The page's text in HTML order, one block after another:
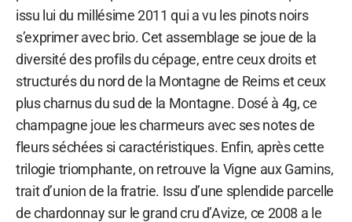
issu lui du millésime 2011 qui a vu les pinots noirs
s’exprimer avec brio. Cet assemblage se joue de la
diversité des profils du cépage, entre ceux droits et
structurés du nord de la Montagne de Reims et ceux
plus charnus du sud de la Montagne. Dosé à 4g, ce
champagne joue les charmeurs avec ses notes de
fleurs séchées si caractéristiques. Enfin, après cette
trilogie triomphante, on retrouve la Vigne aux Gamins,
trait d’union de la fratrie. Issu d’une splendide parcelle
de chardonnay sur le grand cru d’Avize, ce 2008 a le